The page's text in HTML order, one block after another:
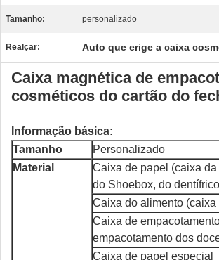
Tamanho: personalizado
Realçar: Auto que erige a caixa
Caixa magnética de
cosméticos do cartão do
Informação básica:
Tamanho
Personalizado
Material
Caixa de papel (caixa
do Shoebox, do
Caixa do alimento
Caixa de
empacotamento dos
Caixa de papel especial